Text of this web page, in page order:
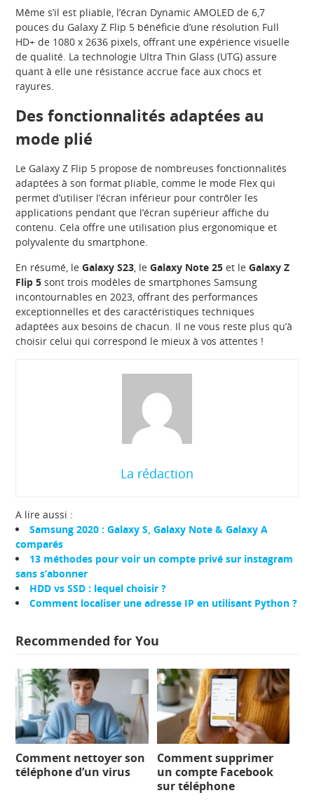
Même s’il est pliable, l’écran Dynamic AMOLED de 6,7
pouces du Galaxy Z Flip 5 bénéficie d’une résolution Full
HD+ de 1080 x 2636 pixels, offrant une expérience visuelle
de qualité. La technologie Ultra Thin Glass (UTG) assure
quant à elle une résistance accrue face aux chocs et
rayures.
Des fonctionnalités adaptées au
mode plié
Le Galaxy Z Flip 5 propose de nombreuses fonctionnalités
adaptées à son format pliable, comme le mode Flex qui
permet d’utiliser l’écran inférieur pour contrôler les
applications pendant que l’écran supérieur affiche du
contenu. Cela offre une utilisation plus ergonomique et
polyvalente du smartphone.
En résumé, leGalaxy S23, leGalaxy Note 25 et leGalaxy Z
Flip 5 sont trois modèles de smartphones Samsung
incontournables en 2023, offrant des performances
exceptionnelles et des caractéristiques techniques
adaptées aux besoins de chacun. Il ne vous reste plus qu’à
choisir celui qui correspond le mieux à vos attentes !
La rédaction
A lire aussi :
Samsung 2020 : Galaxy S, Galaxy Note & Galaxy A
comparés
13 méthodes pour voir un compte privé sur instagram
sans s’abonner
HDD vs SSD : lequel choisir ?
Comment localiser une adresse IP en utilisant Python ?
Recommended for You
Comment nettoyer son
téléphone d’un virus
Comment supprimer
un compte Facebook
sur téléphone